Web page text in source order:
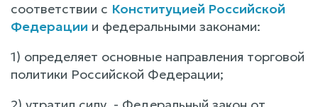
соответствии с Конституцией Российской
Федерации и федеральными законами:
1) определяет основные направления торговой
политики Российской Федерации;